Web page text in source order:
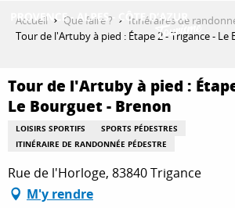
QUE FAIRE ?
SÉJOURNER
Accueil Que faire ?
Itinéraires de
Tour de l'Artuby à pied : Étape 2 - Trigance - Le
Tour de l'Artuby à pied :
Le Bourguet - Brenon
LOISIRS SPORTIFS
SPORTS PÉDESTRES
ITINÉRAIRE DE RANDONNÉE PÉDESTRE
Rue de l'Horloge, 83840 Trigance
M'y rendre